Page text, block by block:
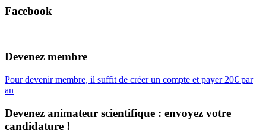
Facebook
Devenez membre
Pour devenir membre, il suffit de créer un compte et payer 20€ par
an
Devenez animateur scientifique : envoyez votre
candidature !